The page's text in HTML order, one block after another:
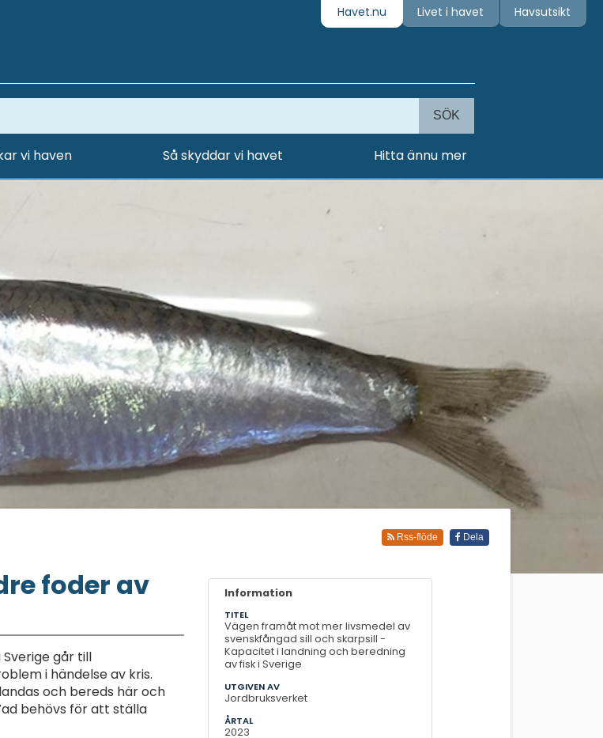
Havet.nu Livet i havet Havsutsikt
SÖK
vi haven Så skyddar vi havet Hitta ännu mer
Dela
Rss-flöde
foder av
går till
i händelse av kris.
och bereds här och
behövs för att ställa
Information
TITEL
Vägen framåt mot mer livsmedel av
svenskfångad sill och skarpsill -
Kapacitet i landning och beredning
av fisk i Sverige
UTGIVEN AV
Jordbruksverket
ÅRTAL
2023